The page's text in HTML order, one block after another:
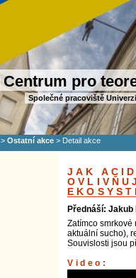
Centrum pro
Společné pracoviště
> Ostatní akce > Detail akce
JAK
Přednáší: Jakub
Zatímco
aktuální sucho),
Souvislosti jsou
Video: